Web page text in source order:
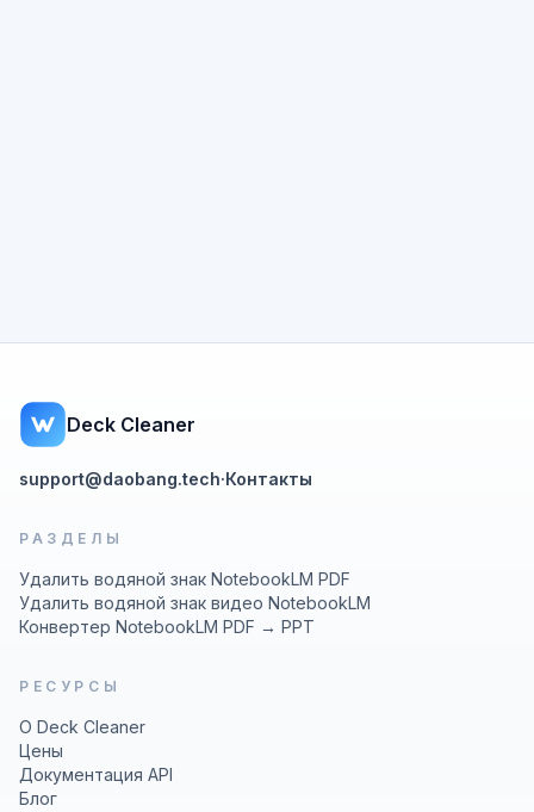
Deck Cleaner
support@daobang.tech·Контакты
РАЗДЕЛЫ
Удалить водяной знак NotebookLM PDF
Удалить водяной знак видео NotebookLM
Конвертер NotebookLM PDF → PPT
РЕСУРСЫ
О Deck Cleaner
Цены
Документация API
Блог